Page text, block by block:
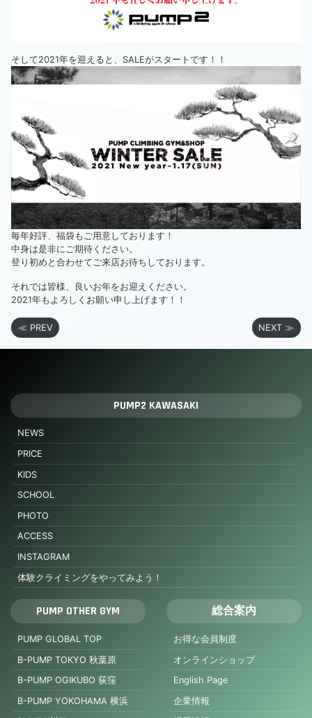
そして2021年を迎えると、SALEがスタートです！！
毎年好評、福袋もご用意しております！
中身は是非にご期待ください。
登り初めと合わせてご来店お待ちしております。
それでは皆様、良いお年をお迎えください。
2021年もよろしくお願い申し上げます！！
≪ PREV NEXT ≫
PUMP2 KAWASAKI
NEWS
PRICE
KIDS
SCHOOL
PHOTO
ACCESS
INSTAGRAM
体験クライミングをやってみよう！
PUMP OTHER GYM
PUMP GLOBAL TOP
B-PUMP TOKYO 秋葉原
B-PUMP OGIKUBO 荻窪
B-PUMP YOKOHAMA 横浜
総合案内
お得な会員制度
オンラインショップ
English Page
企業情報